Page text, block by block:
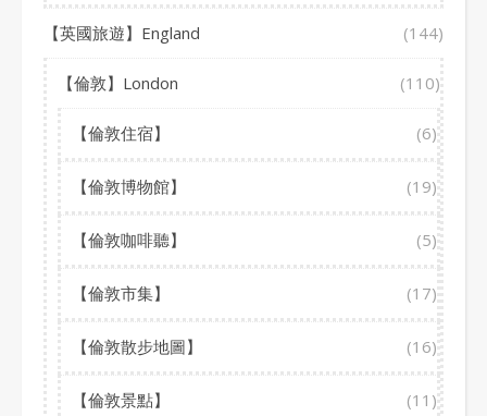
【英國旅遊】England (144)
【倫敦】London (110)
【倫敦住宿】 (6)
【倫敦博物館】 (19)
【倫敦咖啡聽】 (5)
【倫敦市集】 (17)
【倫敦散步地圖】 (16)
【倫敦景點】 (11)